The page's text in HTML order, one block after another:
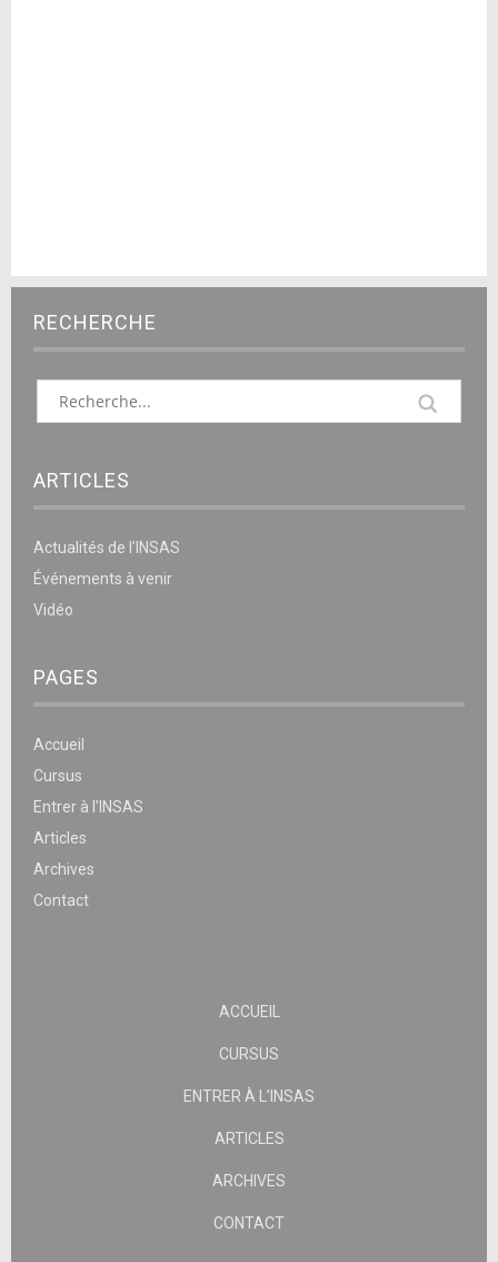
RECHERCHE
ARTICLES
Actualités de l’INSAS
Événements à venir
Vidéo
PAGES
Accueil
Cursus
Entrer à l’INSAS
Articles
Archives
Contact
ACCUEIL
CURSUS
ENTRER À L’INSAS
ARTICLES
ARCHIVES
CONTACT